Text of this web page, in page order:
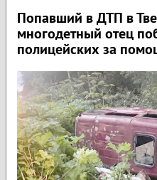
Попавший в ДТП в
многодетный отец
полицейских за